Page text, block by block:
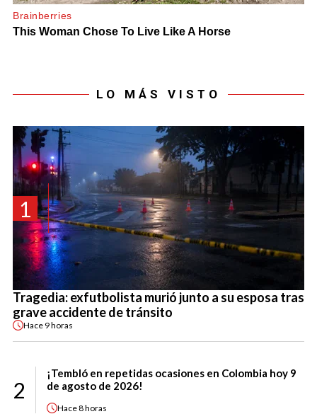
LO MÁS VISTO
1
Tragedia: exfutbolista murió junto a su esposa tras
grave accidente de tránsito
Hace 9 horas
2
¡Tembló en repetidas ocasiones en Colombia hoy 9
de agosto de 2026!
Hace8 horas